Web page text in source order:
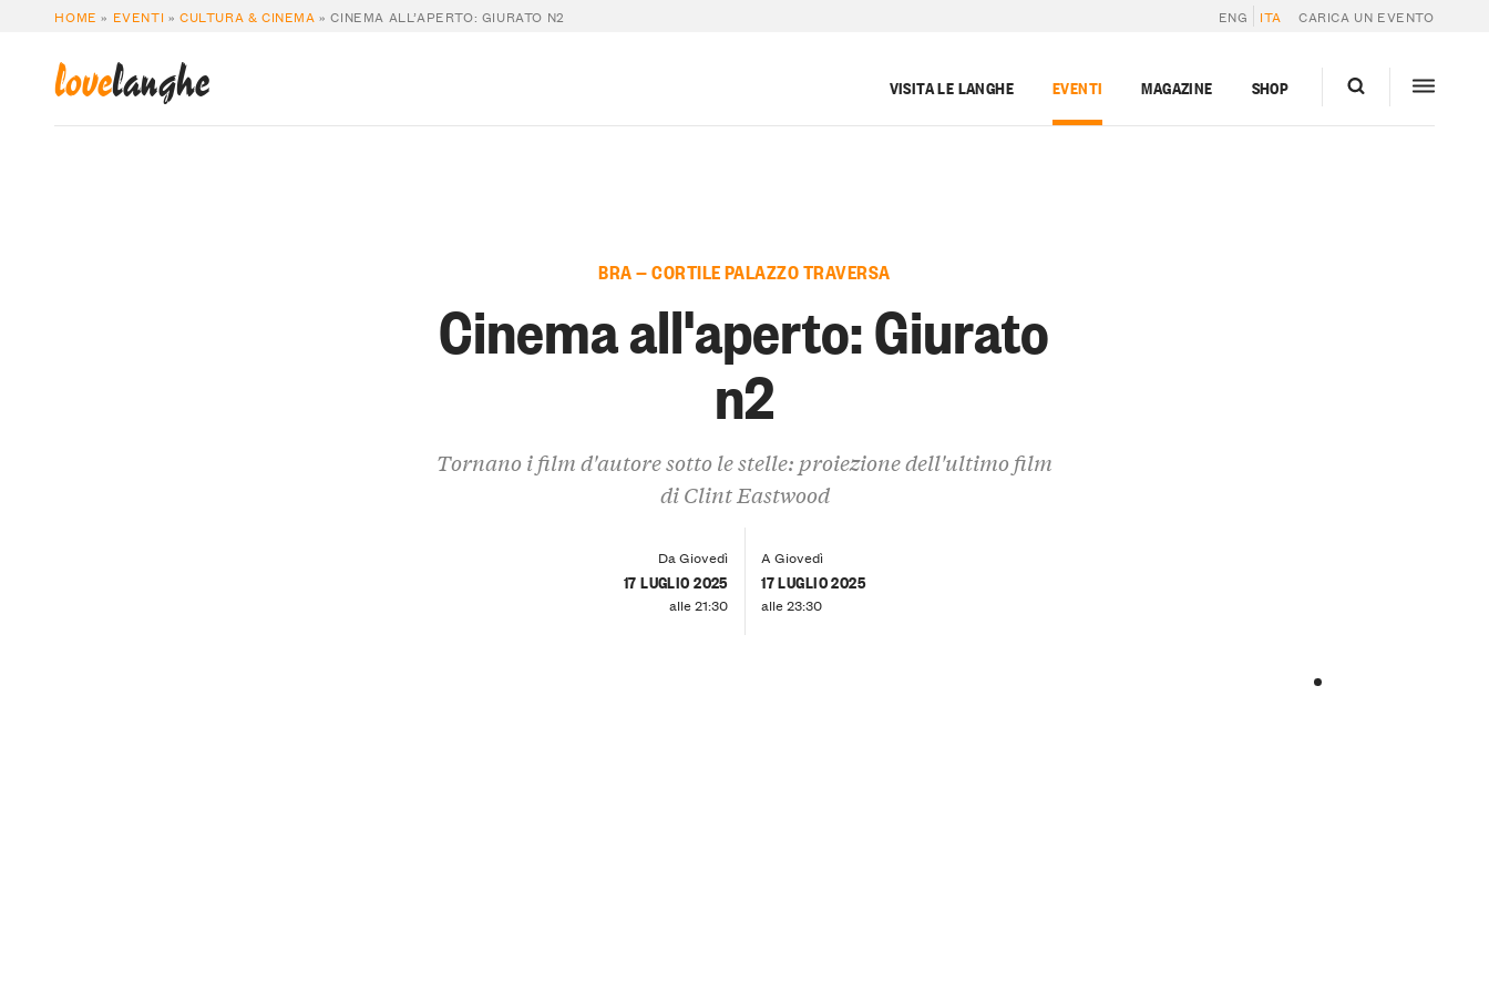
HOME » EVENTI »CULTURA & CINEMA »CINEMA ALL’APERTO: GIURATO N2 ENG ITA CARICA UN EVENTO
lovelanghe VISITA LE LANGHE EVENTI MAGAZINE SHOP
BRA — CORTILE PALAZZO TRAVERSA
Cinema all'aperto: Giurato
n2
Tornano i film d'autore sotto le stelle: proiezione dell'ultimo film
di Clint Eastwood
Da Giovedì
17 LUGLIO 2025
alle 21:30
A Giovedì
17 LUGLIO 2025
alle 23:30